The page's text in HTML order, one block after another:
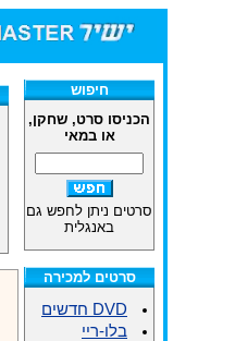
חיפוש
הכניסו סרט, שחקן,
או במאי
סרטים ניתן לחפש גם
באנגלית
סרטים למכירה
DVD חדשים
בלו-ריי